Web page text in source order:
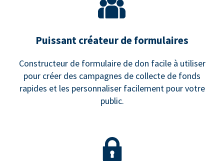
Puissant créateur de formulaires
Constructeur de formulaire de don facile à utiliser
pour créer des campagnes de collecte de fonds
rapides et les personnaliser facilement pour votre
public.